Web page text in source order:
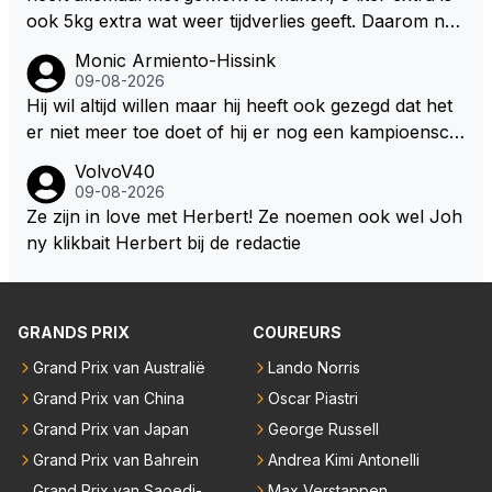
ook 5kg extra wat weer tijdverlies geeft. Daarom ne
auto, het is extra gewicht plus na 15 minuten is het h
ete thee geworden.
Monic Armiento-Hissink
09-08-2026
Hij wil altijd willen maar hij heeft ook gezegd dat het
er niet meer toe doet of hij er nog een kampioensch
ioen is hij al, dat zal zijn leven niet veranderen. Hij wi
l in de eerste plaats races winnen met de eigen moto
r van RB. Dat zijn zijn eigen uitspraken in een van de
er bij RB vertrokken.
VolvoV40
09-08-2026
Ze zijn in love met Herbert! Ze noemen ook wel Joh
ny klikbait Herbert bij de redactie
GRANDS PRIX
Grand Prix van Australië
Grand Prix van China
Grand Prix van Japan
Grand Prix van Bahrein
COUREURS
Lando Norris
Oscar Piastri
George Russell
Andrea Kimi Antonelli